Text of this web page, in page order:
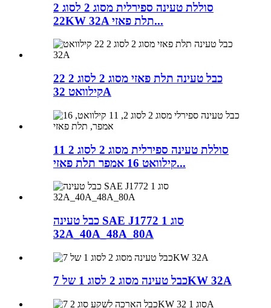
סוללת טעינה ספירלית מסוג 2 לסוג 2
22KW 32A תלת פאזי...
כבל טעינה תלת פאזי מסוג 2 לסוג 2 22
קילוואט 32A
סוללת טעינה ספירלית מסוג 2 לסוג 2 11
קילוואט 16 אמפר תלת פאזי...
כבל טעינה SAE J1772 סוג 1
32A_40A_48A_80A
כבל טעינה מסוג 2 לסוג 1 של 7KW 32A